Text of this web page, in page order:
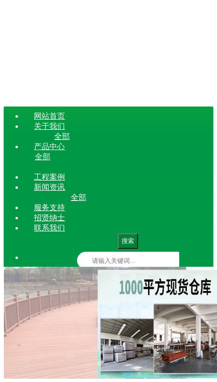
网站首页
关于我们
全部
产品中心
全部
工程案例
新闻资讯
全部
服务支持
招贤纳士
联系我们
搜索